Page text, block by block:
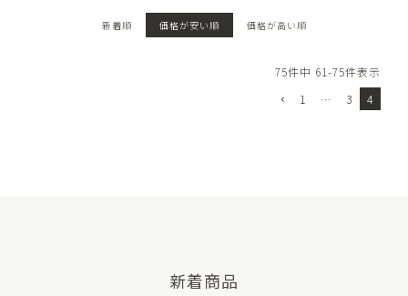
新着順 価格が安い順 価格が高い順
75件中 61-75件表示
1
… 3 4
新着商品